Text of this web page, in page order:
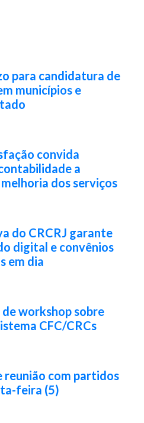
para candidatura de
municípios e
convida
a
dos serviços
do CRCRJ garante
digital e convênios
em dia
workshop sobre
CFC/CRCs
reunião com partidos
feira (5)